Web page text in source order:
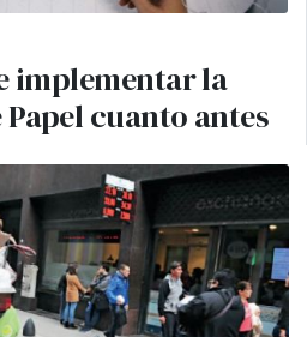
implementar la
cuanto antes